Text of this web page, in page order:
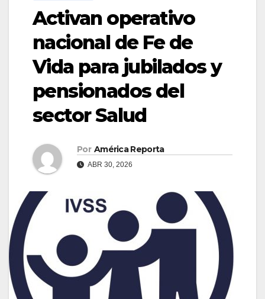
Activan operativo
nacional de Fe de
Vida para jubilados y
pensionados del
sector Salud
Por América Reporta
ABR 30, 2026